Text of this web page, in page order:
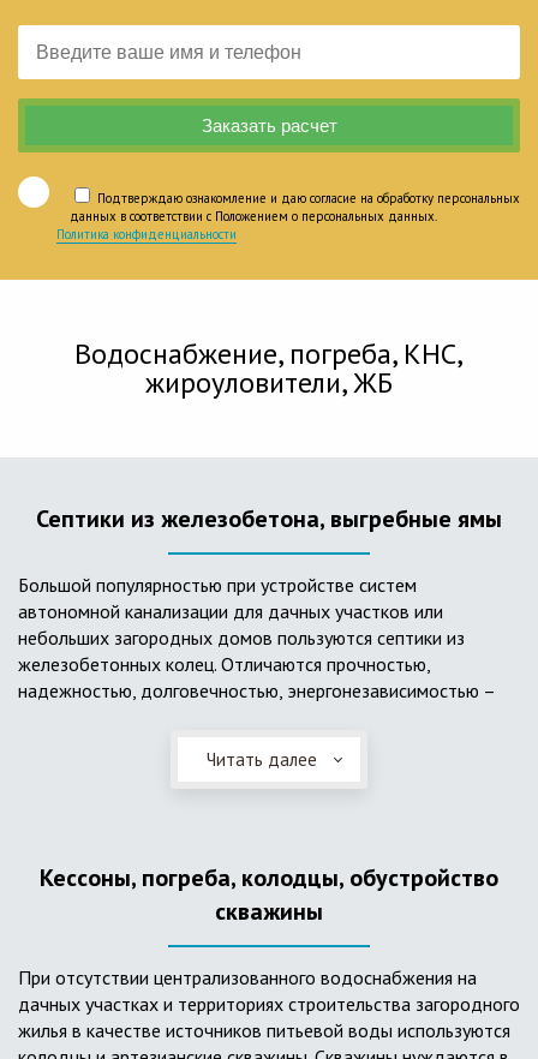
Подтверждаю ознакомление и даю согласие на обработку персональных
данных в соответствии с Положением о персональных данных.
Политика конфиденциальности
Водоснабжение, погреба, КНС,
жироуловители, ЖБ
Септики из железобетона, выгребные ямы
Большой популярностью при устройстве систем
автономной канализации для дачных участков или
небольших загородных домов пользуются септики из
железобетонных колец. Отличаются прочностью,
надежностью, долговечностью, энергонезависимостью –
ж/б колец состоят из нескольких камер, соединенных
переливными трубами, в которых происходят процессы
септики требуют периодической очистки ассенизаторской
Читать далее
Кессоны, погреба, колодцы, обустройство
скважины
При отсутствии централизованного водоснабжения на
дачных участках и территориях строительства загородного
жилья в качестве источников питьевой воды используются